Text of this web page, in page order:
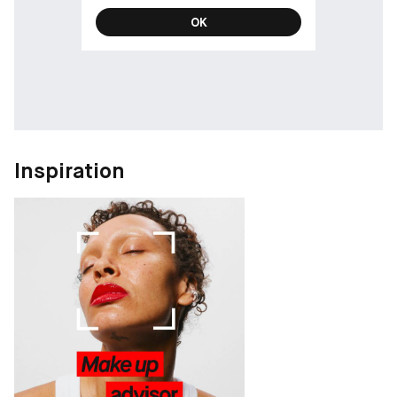
OK
Inspiration